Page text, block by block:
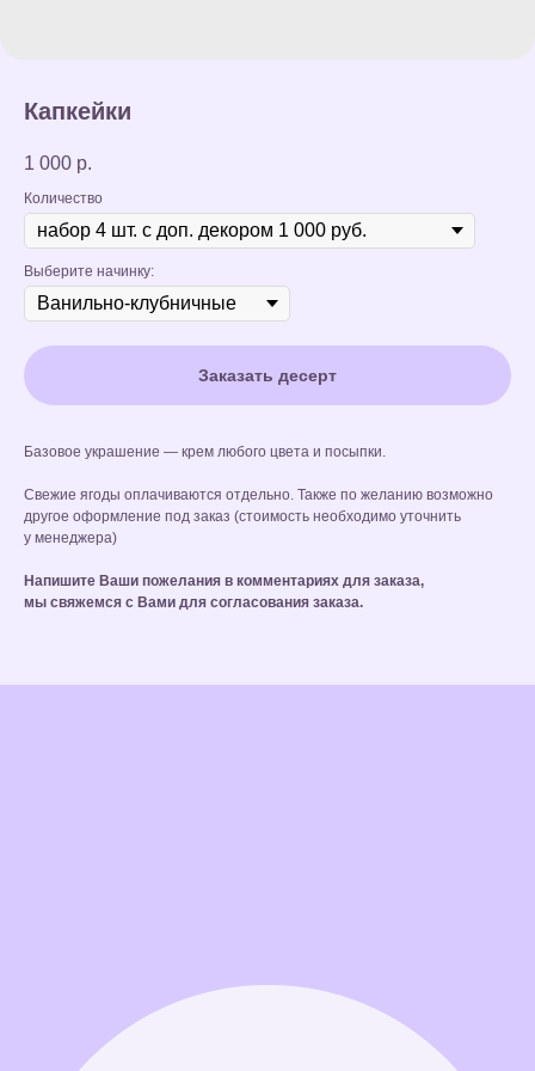
Капкейки
1 000 р.
Количество
Выберите начинку:
Заказать десерт
Базовое украшение — крем любого цвета и посыпки.
Свежие ягоды оплачиваются отдельно. Также по желанию возможно
другое оформление под заказ (стоимость необходимо уточнить
у менеджера)
Напишите Ваши пожелания в комментариях для заказа,
мы свяжемся с Вами для согласования заказа.